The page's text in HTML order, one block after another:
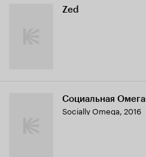
Zed
Социальная Омега
Socially Omega, 2016